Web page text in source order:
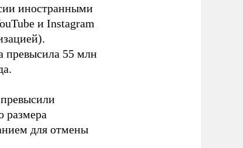
иностранными
и Instagram
превысила 55 млн
размера
для отмены